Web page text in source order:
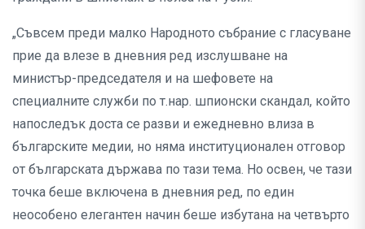
„Съвсем преди малко Народното събрание с гласуване
прие да влезе в дневния ред изслушване на
министър-председателя и на шефовете на
специалните служби по т.нар. шпионски скандал, който
напоследък доста се разви и ежедневно влиза в
българските медии, но няма институционален отговор
от българската държава по тази тема. Но освен, че тази
точка беше включена в дневния ред, по един
неособено елегантен начин беше избутана на четвърто